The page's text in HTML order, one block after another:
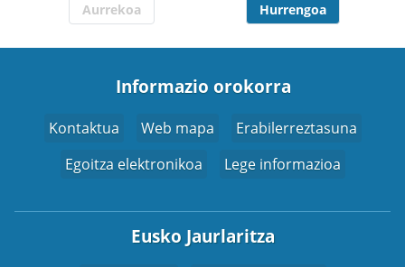
Aurrekoa Hurrengoa
Informazio orokorra
Kontaktua Web mapa
Erabilerreztasuna
Egoitza elektronikoa
Lege informazioa
Eusko Jaurlaritza